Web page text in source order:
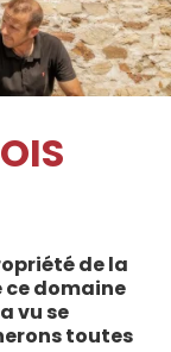
de la
domaine
vu se
toutes